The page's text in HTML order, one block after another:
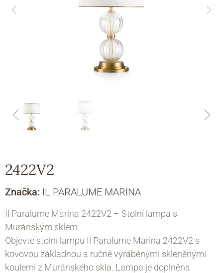
2422V2
Značka: IL PARALUME MARINA
Il Paralume Marina 2422V2 – Stolní lampa s
Muránským sklem
Objevte stolní lampu Il Paralume Marina 2422V2 s
kovovou základnou a ručně vyráběnými skleněnými
koulemi z Muránského skla. Lampa je doplněna